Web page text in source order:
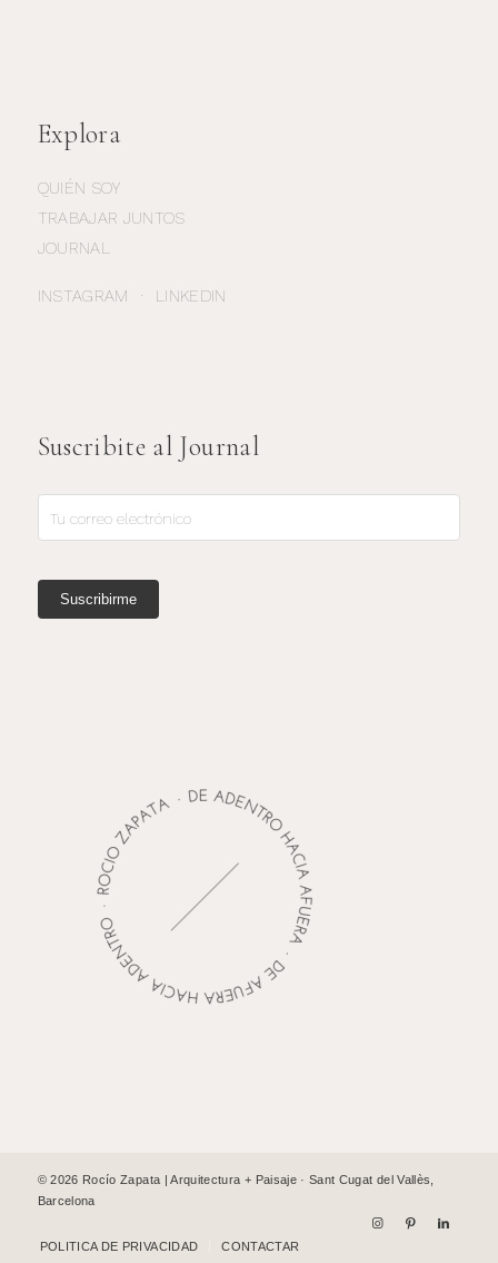
Explora
QUIÉN SOY
TRABAJAR JUNTOS
JOURNAL
INSTAGRAM · LINKEDIN
Suscribite al Journal
© 2026 Rocío Zapata | Arquitectura + Paisaje · Sant Cugat del Vallès,
Barcelona
POLITICA DE PRIVACIDAD CONTACTAR